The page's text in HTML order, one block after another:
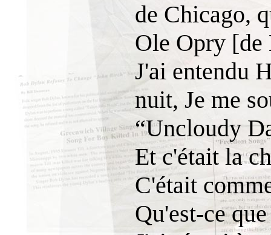
de Chicago,
Ole Opry
J'ai entendu
nuit, Je me
“Uncloudy
Et c'était la
C'était
Qu'est-ce